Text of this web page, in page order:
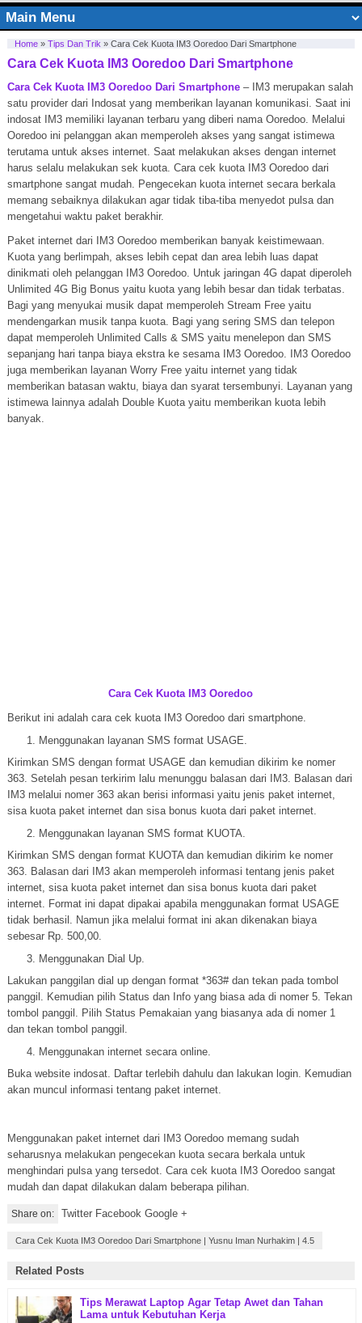
Home» Tips Dan Trik » Cara Cek Kuota IM3 Ooredoo Dari Smartphone
Cara Cek Kuota IM3 Ooredoo Dari Smartphone
Cara Cek Kuota IM3 Ooredoo Dari Smartphone– IM3 merupakan salah
satu provider dari Indosat yang memberikan layanan komunikasi. Saat ini
indosat IM3 memiliki layanan terbaru yang diberi nama Ooredoo. Melalui
Ooredoo ini pelanggan akan memperoleh akses yang sangat istimewa
terutama untuk akses internet. Saat melakukan akses dengan internet
harus selalu melakukan sek kuota. Cara cek kuota IM3 Ooredoo dari
smartphone sangat mudah. Pengecekan kuota internet secara berkala
memang sebaiknya dilakukan agar tidak tiba-tiba menyedot pulsa dan
mengetahui waktu paket berakhir.
Paket internet dari IM3 Ooredoo memberikan banyak keistimewaan.
Kuota yang berlimpah, akses lebih cepat dan area lebih luas dapat
dinikmati oleh pelanggan IM3 Ooredoo. Untuk jaringan 4G dapat diperoleh
Unlimited 4G Big Bonus yaitu kuota yang lebih besar dan tidak terbatas.
Bagi yang menyukai musik dapat memperoleh Stream Free yaitu
mendengarkan musik tanpa kuota. Bagi yang sering SMS dan telepon
dapat memperoleh Unlimited Calls & SMS yaitu menelepon dan SMS
sepanjang hari tanpa biaya ekstra ke sesama IM3 Ooredoo. IM3 Ooredoo
juga memberikan layanan Worry Free yaitu internet yang tidak
memberikan batasan waktu, biaya dan syarat tersembunyi. Layanan yang
istimewa lainnya adalah Double Kuota yaitu memberikan kuota lebih
banyak.
Cara Cek Kuota IM3 Ooredoo
Berikut ini adalah cara cek kuota IM3 Ooredoo dari smartphone.
Menggunakan layanan SMS format USAGE.
Kirimkan SMS dengan format USAGE dan kemudian dikirim ke nomer
363. Setelah pesan terkirim lalu menunggu balasan dari IM3. Balasan dari
IM3 melalui nomer 363 akan berisi informasi yaitu jenis paket internet,
sisa kuota paket internet dan sisa bonus kuota dari paket internet.
Menggunakan layanan SMS format KUOTA.
Kirimkan SMS dengan format KUOTA dan kemudian dikirim ke nomer
363. Balasan dari IM3 akan memperoleh informasi tentang jenis paket
internet, sisa kuota paket internet dan sisa bonus kuota dari paket
internet. Format ini dapat dipakai apabila menggunakan format USAGE
tidak berhasil. Namun jika melalui format ini akan dikenakan biaya
sebesar Rp. 500,00.
Menggunakan Dial Up.
Lakukan panggilan dial up dengan format *363# dan tekan pada tombol
panggil. Kemudian pilih Status dan Info yang biasa ada di nomer 5. Tekan
tombol panggil. Pilih Status Pemakaian yang biasanya ada di nomer 1
dan tekan tombol panggil.
Menggunakan internet secara online.
Buka website indosat. Daftar terlebih dahulu dan lakukan login. Kemudian
akan muncul informasi tentang paket internet.
Menggunakan paket internet dari IM3 Ooredoo memang sudah
seharusnya melakukan pengecekan kuota secara berkala untuk
menghindari pulsa yang tersedot. Cara cek kuota IM3 Ooredoo sangat
mudah dan dapat dilakukan dalam beberapa pilihan.
Share on: Twitter Facebook Google +
Cara Cek Kuota IM3 Ooredoo Dari Smartphone| Yusnu Iman Nurhakim| 4.5
Related Posts
Tips Merawat Laptop Agar Tetap Awet dan Tahan
Lama untuk Kebutuhan Kerja